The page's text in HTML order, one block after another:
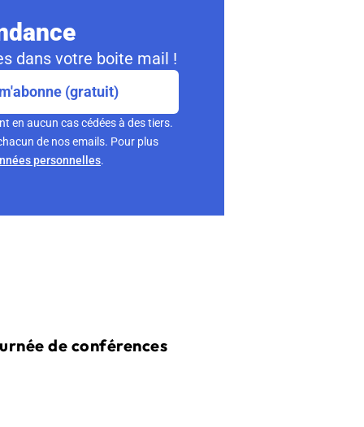
dans votre boite mail !
(gratuit)
en aucun cas cédées à des tiers.
de nos emails. Pour plus
personnelles.
de conférences